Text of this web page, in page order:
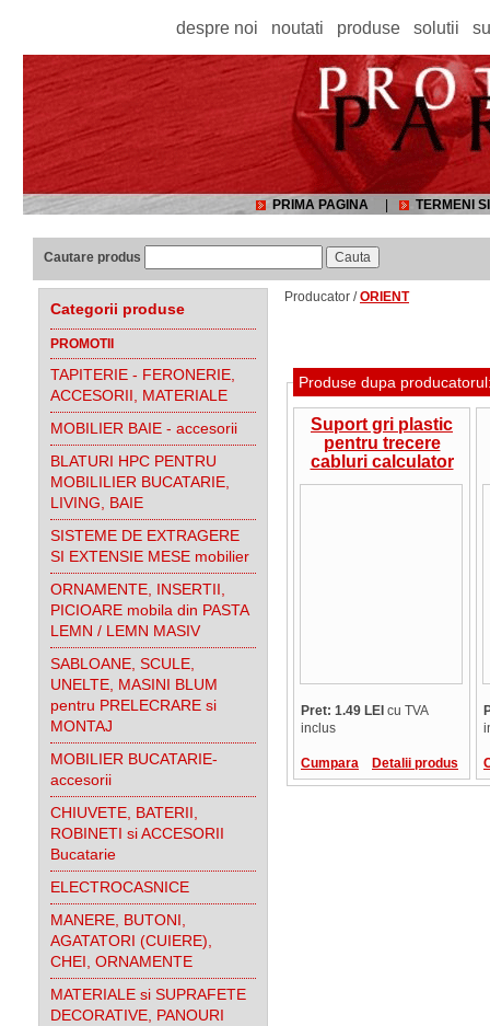
despre noi noutati produse solutii
PRIMA PAGINA TERMENI
Cautare produs
Categorii produse
PROMOTII
TAPITERIE - FERONERIE,
ACCESORII, MATERIALE
MOBILIER BAIE - accesorii
BLATURI HPC PENTRU
MOBILILIER BUCATARIE,
LIVING, BAIE
SISTEME DE EXTRAGERE
SI EXTENSIE MESE mobilier
ORNAMENTE, INSERTII,
PICIOARE mobila din PASTA
LEMN / LEMN MASIV
SABLOANE, SCULE,
UNELTE, MASINI BLUM
pentru PRELECRARE si
MONTAJ
MOBILIER BUCATARIE-
accesorii
CHIUVETE, BATERII,
ROBINETI si ACCESORII
Bucatarie
ELECTROCASNICE
MANERE, BUTONI,
AGATATORI (CUIERE),
CHEI, ORNAMENTE
MATERIALE si SUPRAFETE
DECORATIVE, PANOURI
Producator /ORIENT
Produse dupa
Suport gri plastic
pentru trecere
cabluri calculator
Pret: 1.49 LEI cu TVA
inclus
Cumpara Detalii produs